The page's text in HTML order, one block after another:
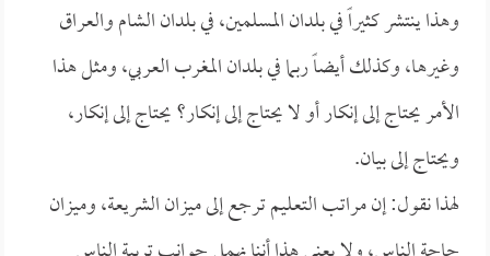
وهذا ينتشر كثيراً في بلدان المسلمين، في بلدان الشام والعراق
وغيرها، وكذلك أيضاً ربما في بلدان المغرب العربي، ومثل هذا
الأمر يحتاج إلى إنكار أو لا يحتاج إلى إنكار؟ يحتاج إلى إنكار،
ويحتاج إلى بيان.
لهذا نقول: إن مراتب التعليم ترجع إلى ميزان الشريعة، وميزان